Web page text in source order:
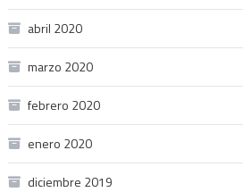
abril 2020
marzo 2020
febrero 2020
enero 2020
diciembre 2019